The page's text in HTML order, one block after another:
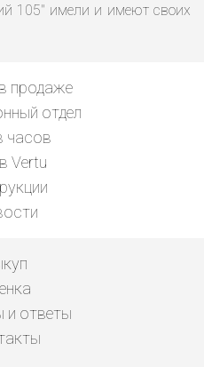
105" имели и имеют своих
продаже
отдел
часов
Vertu
и ответы